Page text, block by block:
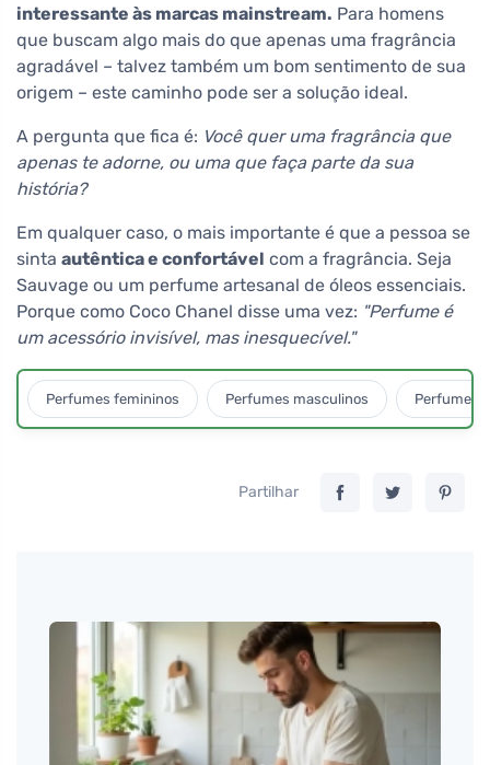
interessante às marcas mainstream. Para homens
que buscam algo mais do que apenas uma fragrância
agradável – talvez também um bom sentimento de sua
origem – este caminho pode ser a solução ideal.
A pergunta que fica é: Você quer uma fragrância que
apenas te adorne, ou uma que faça parte da sua
história?
Em qualquer caso, o mais importante é que a pessoa se
sinta autêntica e confortável com a fragrância. Seja
Sauvage ou um perfume artesanal de óleos essenciais.
Porque como Coco Chanel disse uma vez: "Perfume é
um acessório invisível, mas inesquecível."
Perfumes femininos Perfumes masculinos Perfumes
Partilhar